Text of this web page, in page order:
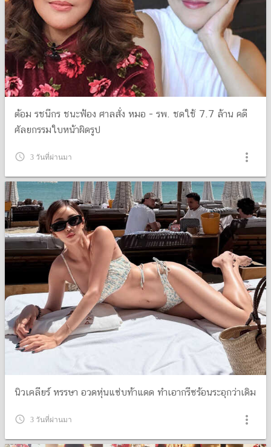
ต้อม รชนีกร ชนะฟ้อง ศาลสั่ง หมอ - รพ. ชดใช้ 7.7 ล้าน คดี
ศัลยกรรมใบหน้าผิดรูป
query_builder 3 วันที่ผ่านมา more_vert
นิวเคลียร์ หรรษา อวดหุ่นแซ่บท้าแดด ทำเอากรีซร้อนระอุกว่าเดิม
query_builder 3 วันที่ผ่านมา more_vert